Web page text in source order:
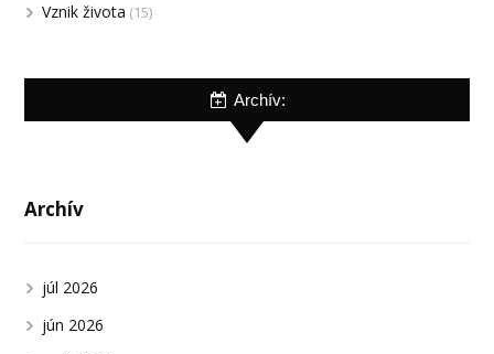
Vznik života (15)
Archív:
Archív
júl 2026
jún 2026